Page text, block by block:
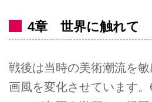
4章 世界に触れて
戦後は当時の美術潮流を
画風を変化させています